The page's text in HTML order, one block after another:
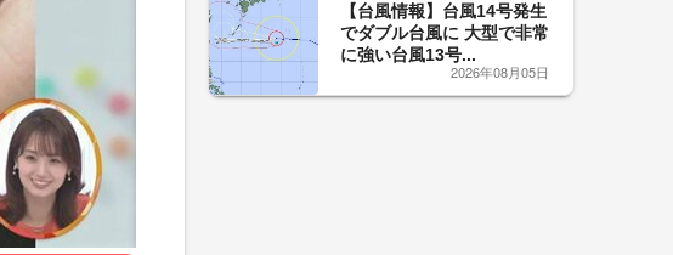
【台風情報】台風14号発生
でダブル台風に 大型で非常
に強い台風13号...
2026年08月05日